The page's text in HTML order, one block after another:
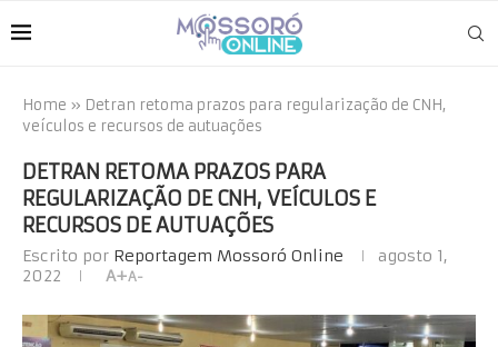
Home » Detran retoma prazos para regularização de CNH,
veículos e recursos de autuações
DETRAN RETOMA PRAZOS PARA
REGULARIZAÇÃO DE CNH, VEÍCULOS E
RECURSOS DE AUTUAÇÕES
Escrito por Reportagem Mossoró Online
agosto 1,
2022
A+A-